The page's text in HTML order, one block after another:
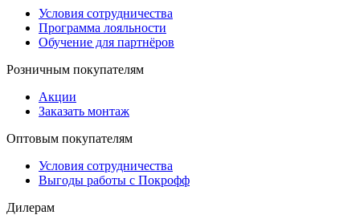
Условия сотрудничества
Программа лояльности
Обучение для партнёров
Розничным покупателям
Акции
Заказать монтаж
Оптовым покупателям
Условия сотрудничества
Выгоды работы с Покрофф
Дилерам